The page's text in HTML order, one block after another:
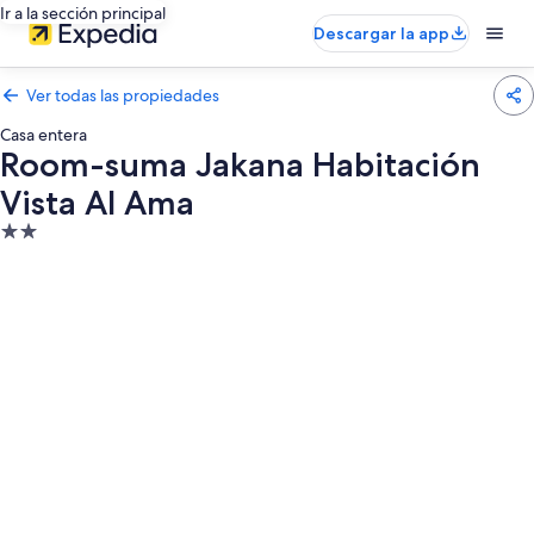
Ir a la sección principal
Descargar la app
Ver todas las propiedades
Casa entera
Room-suma Jakana Habitación
Vista Al Ama
Propiedad